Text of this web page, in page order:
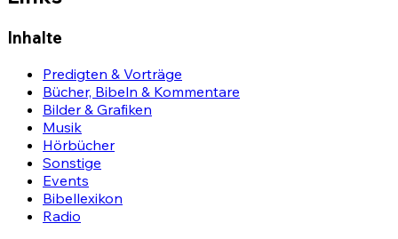
Inhalte
Predigten & Vorträge
Bücher, Bibeln & Kommentare
Bilder & Grafiken
Musik
Hörbücher
Sonstige
Events
Bibellexikon
Radio